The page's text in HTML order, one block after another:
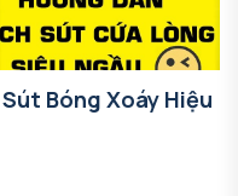
Bóng Xoáy Hiệu